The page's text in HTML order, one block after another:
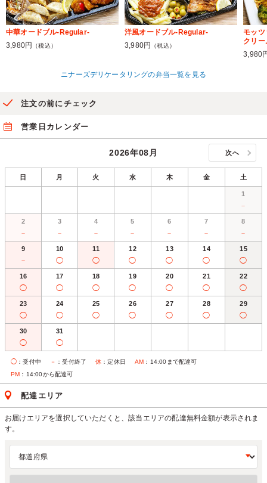
中華オードブル-Regular-
3,980円
（税込）
洋風オードブル-Regular-
3,980円
（税込）
モッ
クリー
3,980
ニナーズデリケータリングの弁当一覧を見る
注文の前にチェック
営業日カレンダー
2026年08月 次へ
日 月 火 水 木 金 土
1
－
2
－
3
－
4
－
5
－
6
－
7
－
8
－
9
－
10
◯
11
◯
12
◯
13
◯
14
◯
15
◯
16
◯
17
◯
18
◯
19
◯
20
◯
21
◯
22
◯
23
◯
24
◯
25
◯
26
◯
27
◯
28
◯
29
◯
30
◯
31
◯
◯ ：受付中 － ：受付終了 休 ：定休日 AM ：14:00まで配達可
PM ：14:00から配達可
配達エリア
お届けエリアを選択していただくと、該当エリアの配達無料金額が表示されま
す。